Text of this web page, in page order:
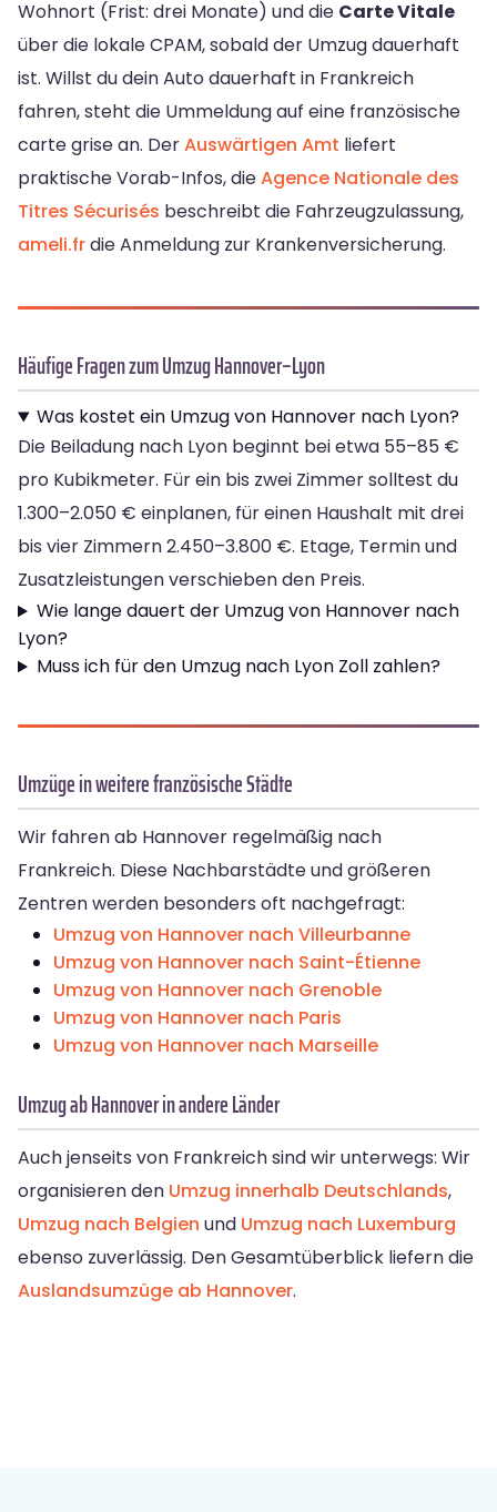
Wohnort (Frist: drei Monate) und die Carte Vitale
über die lokale CPAM, sobald der Umzug dauerhaft
ist. Willst du dein Auto dauerhaft in Frankreich
fahren, steht die Ummeldung auf eine französische
carte grise an. DerAuswärtigen Amt liefert
praktische Vorab-Infos, dieAgence Nationale des
Titres Sécurisés beschreibt die Fahrzeugzulassung,
ameli.frdie Anmeldung zur Krankenversicherung.
Häufige Fragen zum Umzug Hannover–Lyon
Was kostet ein Umzug von Hannover nach Lyon?
Die Beiladung nach Lyon beginnt bei etwa 55–85 €
pro Kubikmeter. Für ein bis zwei Zimmer solltest du
1.300–2.050 € einplanen, für einen Haushalt mit drei
bis vier Zimmern 2.450–3.800 €. Etage, Termin und
Zusatzleistungen verschieben den Preis.
Wie lange dauert der Umzug von Hannover nach
Lyon?
Muss ich für den Umzug nach Lyon Zoll zahlen?
Umzüge in weitere französische Städte
Wir fahren ab Hannover regelmäßig nach
Frankreich. Diese Nachbarstädte und größeren
Zentren werden besonders oft nachgefragt:
Umzug von Hannover nach Villeurbanne
Umzug von Hannover nach Saint-Étienne
Umzug von Hannover nach Grenoble
Umzug von Hannover nach Paris
Umzug von Hannover nach Marseille
Umzug ab Hannover in andere Länder
Auch jenseits von Frankreich sind wir unterwegs: Wir
organisieren den Umzug innerhalb Deutschlands,
Umzug nach Belgien und Umzug nach Luxemburg
ebenso zuverlässig. Den Gesamtüberblick liefern die
Auslandsumzüge ab Hannover.